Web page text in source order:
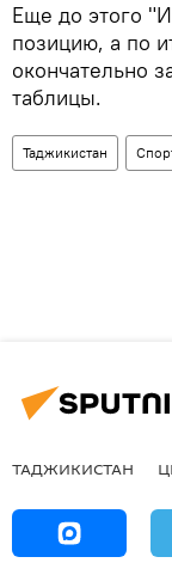
Еще до этого
позицию, а по
окончательно
таблицы.
Таджикистан
ТАДЖИКИСТАН